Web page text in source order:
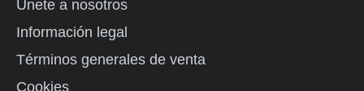
Únete a nosotros
Información legal
Términos generales de venta
Cookies